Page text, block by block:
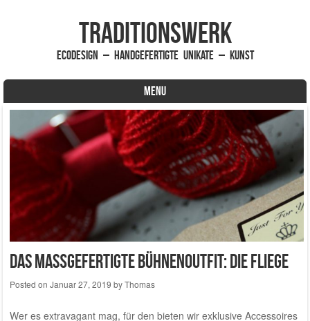
traditionsWerk
EcoDesign – handgefertigte Unikate – Kunst
MENU
Skip to content
Das maßgefertigte Bühnenoutfit: Die Fliege
Posted on Januar 27, 2019 byThomas
Wer es extravagant mag, für den bieten wir exklusive Accessoires